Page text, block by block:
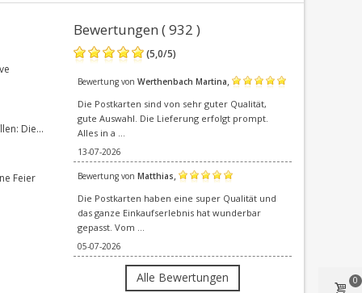
Die...
Feier
Bewertungen ( 932 )
(5,0/5)
Bewertung von Werthenbach Martina,
Die Postkarten sind von sehr guter Qualität,
gute Auswahl. Die Lieferung erfolgt prompt.
Alles in a ...
13-07-2026
Bewertung von Matthias,
Die Postkarten haben eine super Qualität und
das ganze Einkaufserlebnis hat wunderbar
gepasst. Vom ...
05-07-2026
Alle Bewertungen 0